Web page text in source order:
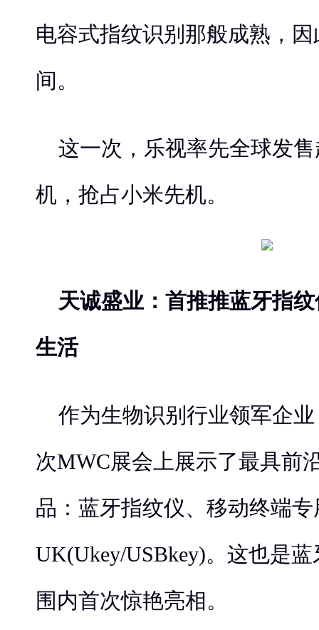
电容式指纹识别那般成熟，
间。
这一次，乐视率先全球发
机，抢占小米先机。
天诚盛业：首推推蓝牙指
生活
作为生物识别行业领军企
次MWC展会上展示了最具前
品：蓝牙指纹仪、移动终端
UK(Ukey/USBkey)。这也是
围内首次惊艳亮相。